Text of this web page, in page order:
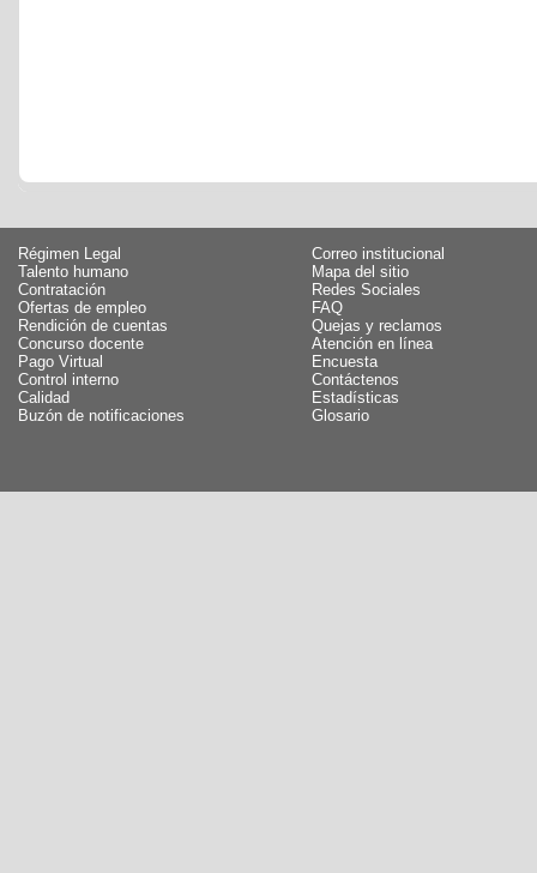
Régimen Legal
Talento humano
Contratación
Ofertas de empleo
Rendición de cuentas
Concurso docente
Pago Virtual
Control interno
Calidad
Buzón de notificaciones
Correo institucional
Mapa del sitio
Redes Sociales
FAQ
Quejas y reclamos
Atención en línea
Encuesta
Contáctenos
Estadísticas
Glosario